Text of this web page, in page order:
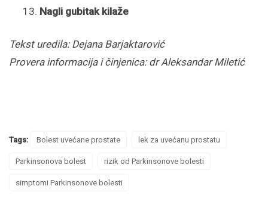
Nagli gubitak kilaže
Tekst uredila: Dejana Barjaktarović
Provera informacija i činjenica: dr Aleksandar Miletić
Tags: Bolest uvećane prostate lek za uvećanu prostatu
Parkinsonova bolest rizik od Parkinsonove bolesti
simptomi Parkinsonove bolesti